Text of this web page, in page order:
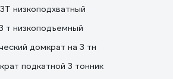
низкоподхватный
т низкоподъемный
домкрат на 3 тн
подкатной 3 тонник